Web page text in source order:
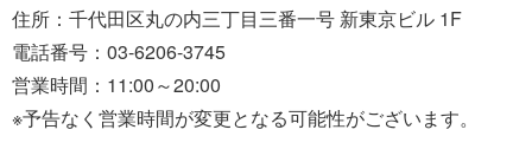
住所：千代田区丸の内三丁目三番一号 新東京ビル 1F
電話番号：03-6206-3745
営業時間：11:00～20:00
※予告なく営業時間が変更となる可能性がございます。